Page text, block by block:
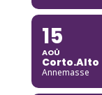
15
AOÛ
Corto.Alto
Annemasse